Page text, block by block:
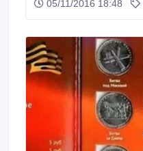
05/11/2016 18:48